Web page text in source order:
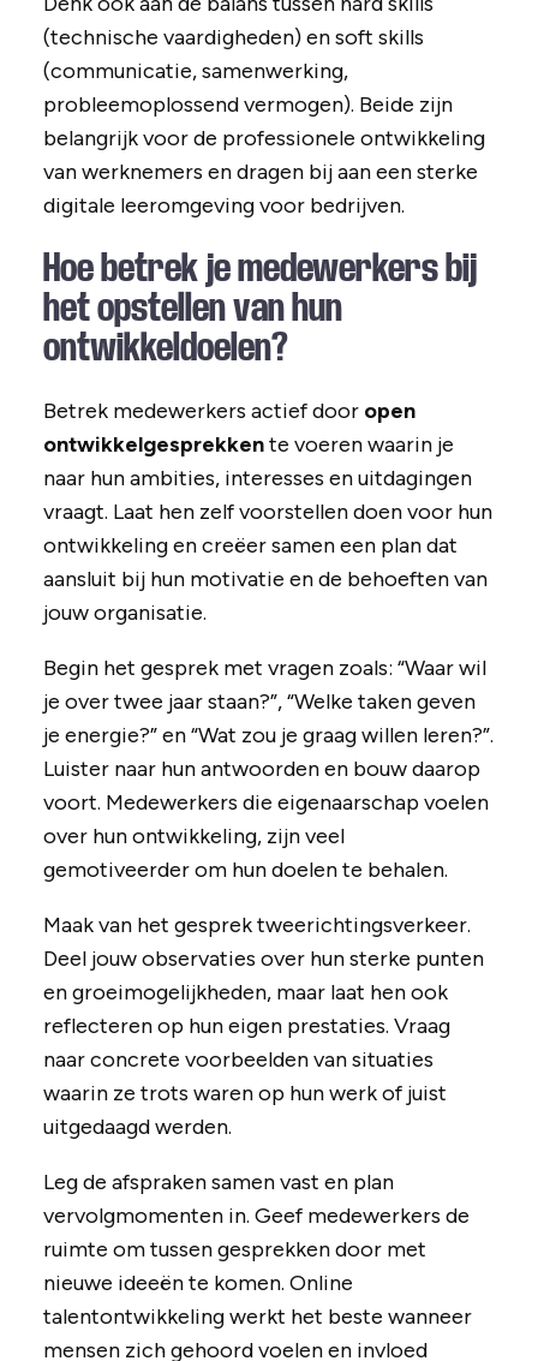
(technische vaardigheden) en soft skills
(communicatie, samenwerking,
probleemoplossend vermogen). Beide zijn
belangrijk voor de professionele ontwikkeling
van werknemers en dragen bij aan een sterke
digitale leeromgeving voor bedrijven.
Hoe betrek je medewerkers bij
het opstellen van hun
ontwikkeldoelen?
Betrek medewerkers actief door open
ontwikkelgesprekkente voeren waarin je
naar hun ambities, interesses en uitdagingen
vraagt. Laat hen zelf voorstellen doen voor hun
ontwikkeling en creëer samen een plan dat
aansluit bij hun motivatie en de behoeften van
jouw organisatie.
Begin het gesprek met vragen zoals: “Waar wil
je over twee jaar staan?”, “Welke taken geven
je energie?” en “Wat zou je graag willen leren?”.
Luister naar hun antwoorden en bouw daarop
voort. Medewerkers die eigenaarschap voelen
over hun ontwikkeling, zijn veel
gemotiveerder om hun doelen te behalen.
Maak van het gesprek tweerichtingsverkeer.
Deel jouw observaties over hun sterke punten
en groeimogelijkheden, maar laat hen ook
reflecteren op hun eigen prestaties. Vraag
naar concrete voorbeelden van situaties
waarin ze trots waren op hun werk of juist
uitgedaagd werden.
Leg de afspraken samen vast en plan
vervolgmomenten in. Geef medewerkers de
ruimte om tussen gesprekken door met
nieuwe ideeën te komen. Online
talentontwikkeling werkt het beste wanneer
mensen zich gehoord voelen en invloed